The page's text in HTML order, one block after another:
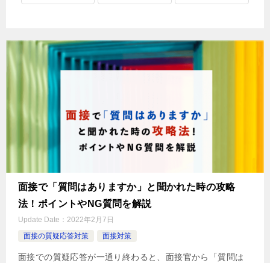
面接で「質問はありますか」と聞かれた時の攻略
法！ポイントやNG質問を解説
Update Date： 2022年2月7日
面接の質疑応答対策
面接対策
面接での質疑応答が一通り終わると、面接官から「質問は